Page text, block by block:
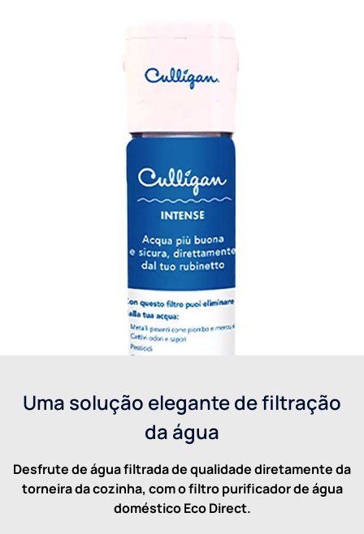
Uma solução elegante de filtração
da água
Desfrute de água filtrada de qualidade diretamente da
torneira da cozinha, com o filtro purificador de água
doméstico Eco Direct.